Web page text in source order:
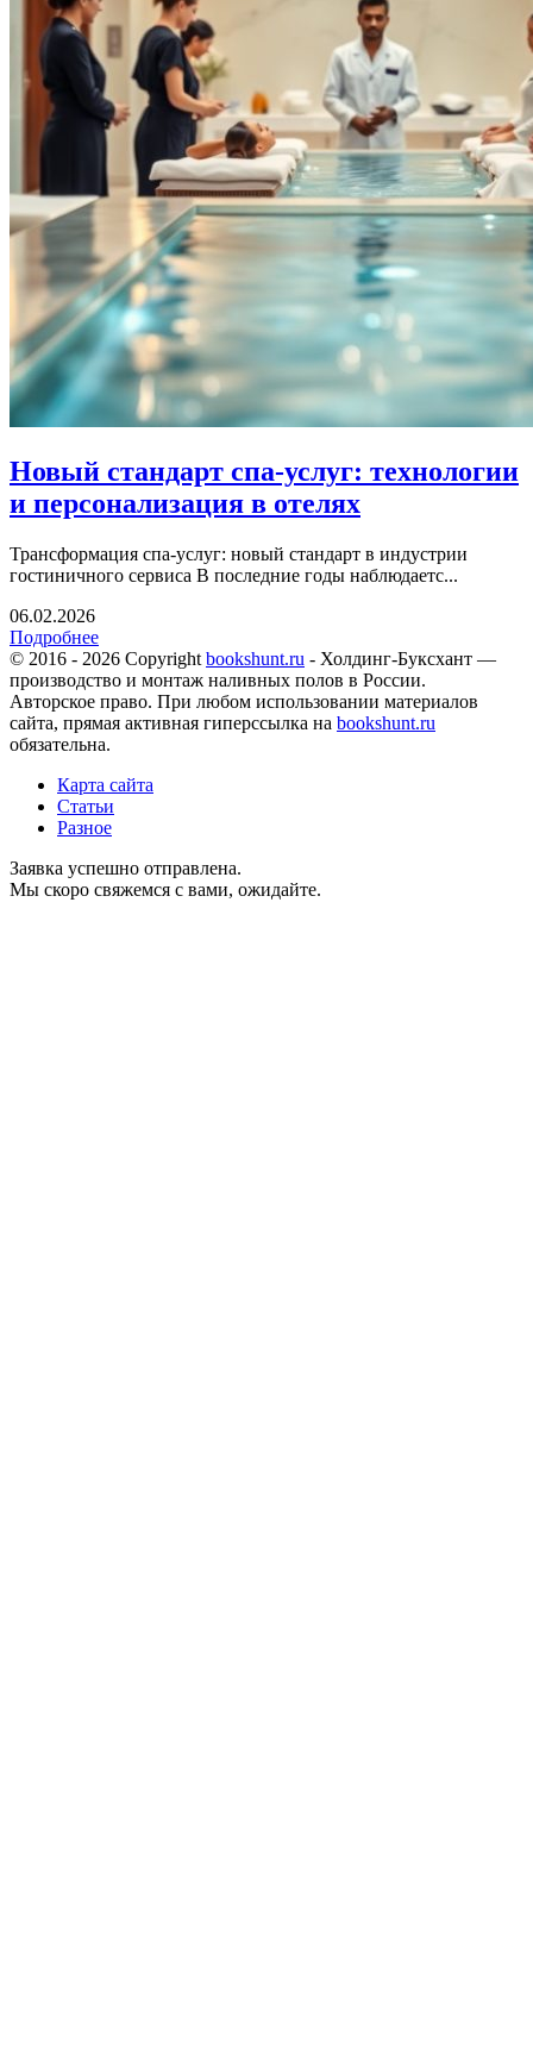
Новый стандарт спа-услуг: технологии
и персонализация в отелях
Трансформация спа-услуг: новый стандарт в индустрии
гостиничного сервиса В последние годы наблюдаетс...
06.02.2026
Подробнее
© 2016 - 2026 Copyright bookshunt.ru - Холдинг-Буксхант —
производство и монтаж наливных полов в России.
Авторское право. При любом использовании материалов
сайта, прямая активная гиперссылка на bookshunt.ru
обязательна.
Карта сайта
Статьи
Разное
Заявка успешно отправлена.
Мы скоро свяжемся с вами, ожидайте.